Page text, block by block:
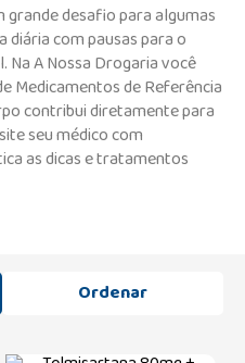
grande desafio para algumas
diária com pausas para o
A Nossa Drogaria você
Medicamentos de Referência
contribui diretamente para
seu médico com
as dicas e tratamentos